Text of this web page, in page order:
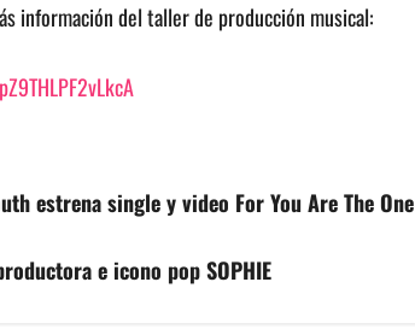
información del taller de producción musical:
estrena single y video For You Are The One
e icono pop SOPHIE